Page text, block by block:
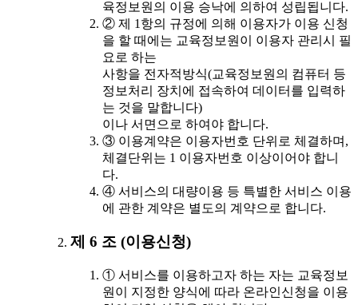
육정보원의 이용 승낙에 의하여 성립됩니다.
② 제 1항의 규정에 의해 이용자가 이용 신청
을 할 때에는 교육정보원이 이용자 관리시 필
요로 하는
사항을 전자적방식(교육정보원의 컴퓨터 등
정보처리 장치에 접속하여 데이터를 입력하
는 것을 말합니다)
이나 서면으로 하여야 합니다.
③ 이용계약은 이용자번호 단위로 체결하며,
체결단위는 1 이용자번호 이상이어야 합니
다.
④ 서비스의 대량이용 등 특별한 서비스 이용
에 관한 계약은 별도의 계약으로 합니다.
제 6 조 (이용신청)
① 서비스를 이용하고자 하는 자는 교육정보
원이 지정한 양식에 따라 온라인신청을 이용